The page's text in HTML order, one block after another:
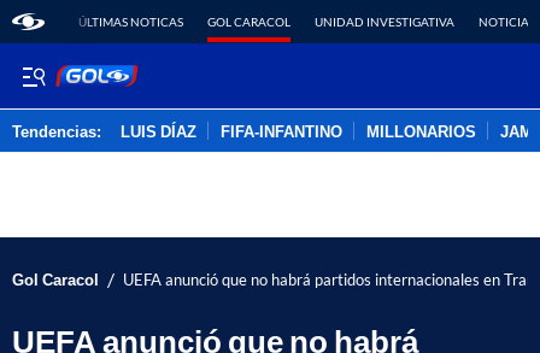
ÚLTIMAS NOTICAS GOL CARACOL UNIDAD INVESTIGATIVA NOTICIAS
Tendencias: LUIS DÍAZ FIFA-INFANTINO MILLONARIOS
Gol Caracol / UEFA anunció que no habrá partidos internacionales en
UEFA anunció que no habrá